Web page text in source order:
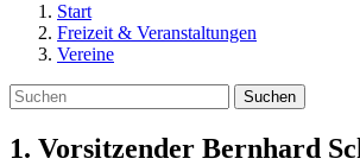
Start
Freizeit & Veranstaltungen
Vereine
Suchen
1. Vorsitzender Bernhard